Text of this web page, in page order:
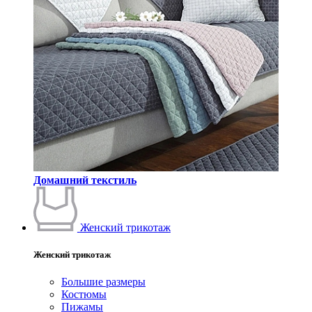
Домашний текстиль
Женский трикотаж
Женский трикотаж
Большие размеры
Костюмы
Пижамы